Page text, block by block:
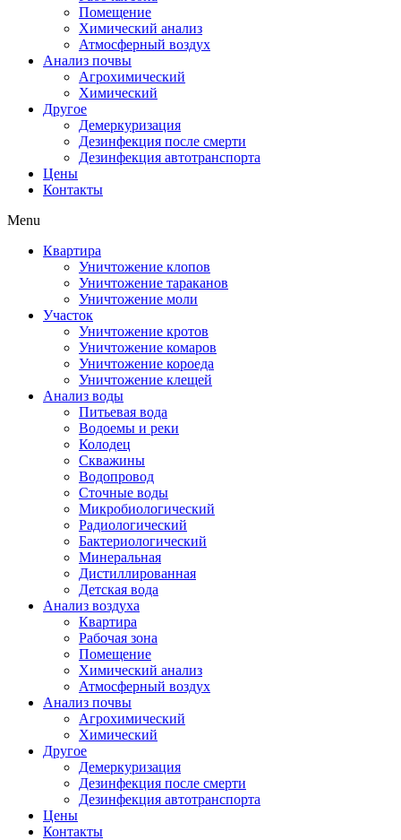
Помещение
Химический анализ
Атмосферный воздух
Анализ почвы
Агрохимический
Химический
Другое
Демеркуризация
Дезинфекция после смерти
Дезинфекция автотранспорта
Цены
Контакты
Menu
Квартира
Уничтожение клопов
Уничтожение тараканов
Уничтожение моли
Участок
Уничтожение кротов
Уничтожение комаров
Уничтожение короеда
Уничтожение клещей
Анализ воды
Питьевая вода
Водоемы и реки
Колодец
Скважины
Водопровод
Сточные воды
Микробиологический
Радиологический
Бактериологический
Минеральная
Дистиллированная
Детская вода
Анализ воздуха
Квартира
Рабочая зона
Помещение
Химический анализ
Атмосферный воздух
Анализ почвы
Агрохимический
Химический
Другое
Демеркуризация
Дезинфекция после смерти
Дезинфекция автотранспорта
Цены
Контакты